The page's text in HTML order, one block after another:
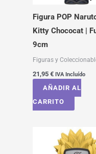
Figura POP
Kitty Chococat |
9cm
Figuras y
21,95 € IVA Incluído
AÑADIR AL
CARRITO